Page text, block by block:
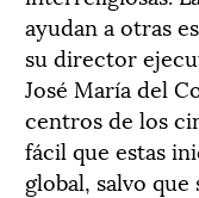
ayudan a otras
su director
José María del
centros de los
fácil que estas
global, salvo que